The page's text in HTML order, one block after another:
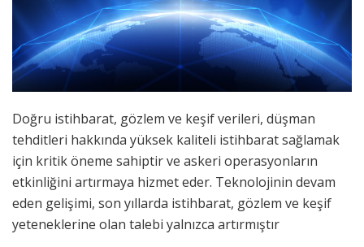
Doğru istihbarat, gözlem ve keşif verileri, düşman
tehditleri hakkında yüksek kaliteli istihbarat sağlamak
için kritik öneme sahiptir ve askeri operasyonların
etkinliğini artırmaya hizmet eder. Teknolojinin devam
eden gelişimi, son yıllarda istihbarat, gözlem ve keşif
yeteneklerine olan talebi yalnızca artırmıştır